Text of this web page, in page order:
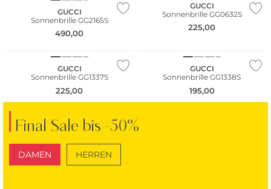
GUCCI
Sonnenbrille GG2165S
490,00
GUCCI
Sonnenbrille GG0632S
225,00
GUCCI
Sonnenbrille GG1337S
225,00
GUCCI
Sonnenbrille GG1338S
195,00
Final Sale bis -50%
DAMEN HERREN